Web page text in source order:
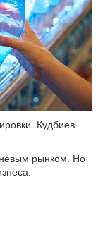
Кудбиев
рынком. Но